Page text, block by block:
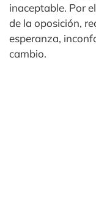
inaceptable. Por
de la oposición,
esperanza,
cambio.